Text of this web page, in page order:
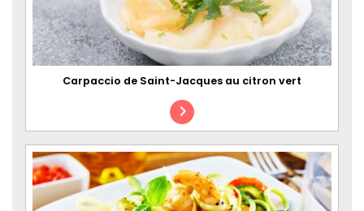
Carpaccio de Saint-Jacques au citron vert